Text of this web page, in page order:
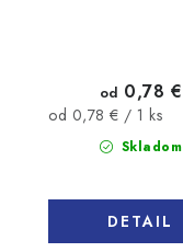
Skladom
od 0,78 €
Jednotková
od 0,78 € / 1 ks
DETAIL